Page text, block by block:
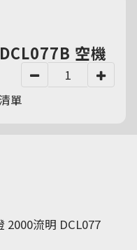
空機
單
2000流明 DCL077